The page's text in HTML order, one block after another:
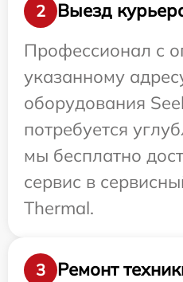
2
Выезд
Профессионал с
указанному
оборудования
потребуется
мы бесплатно
сервис в
Thermal.
3
Ремонт